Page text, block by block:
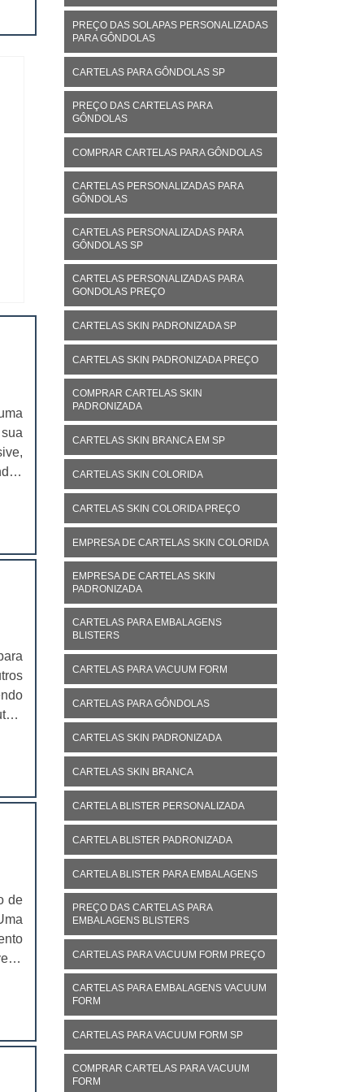
de
é
PREÇO DAS SOLAPAS PERSONALIZADAS
PARA GÔNDOLAS
CARTELAS PARA GÔNDOLAS SP
PREÇO DAS CARTELAS PARA
GÔNDOLAS
COMPRAR CARTELAS PARA GÔNDOLAS
CARTELAS PERSONALIZADAS PARA
GÔNDOLAS
CARTELAS PERSONALIZADAS PARA
GÔNDOLAS SP
CARTELAS PERSONALIZADAS PARA
GONDOLAS PREÇO
CARTELAS SKIN PADRONIZADA SP
CARTELAS SKIN PADRONIZADA PREÇO
COMPRAR CARTELAS SKIN
PADRONIZADA
CARTELAS SKIN BRANCA EM SP
CARTELAS SKIN COLORIDA
CARTELAS SKIN COLORIDA PREÇO
EMPRESA DE CARTELAS SKIN COLORIDA
EMPRESA DE CARTELAS SKIN
PADRONIZADA
CARTELAS PARA EMBALAGENS
BLISTERS
CARTELAS PARA VACUUM FORM
CARTELAS PARA GÔNDOLAS
CARTELAS SKIN PADRONIZADA
CARTELAS SKIN BRANCA
CARTELA BLISTER PERSONALIZADA
CARTELA BLISTER PADRONIZADA
CARTELA BLISTER PARA EMBALAGENS
PREÇO DAS CARTELAS PARA
EMBALAGENS BLISTERS
CARTELAS PARA VACUUM FORM PREÇO
CARTELAS PARA EMBALAGENS VACUUM
FORM
CARTELAS PARA VACUUM FORM SP
COMPRAR CARTELAS PARA VACUUM
FORM